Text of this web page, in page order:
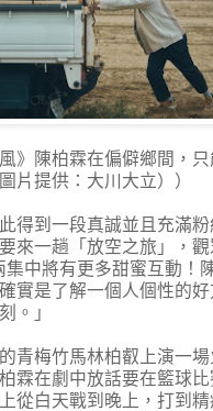
》陳柏霖在偏僻鄉間，
片提供：大川大立））
得到一段真誠並且充滿
來一趟「放空之旅」，
集中將有更多甜蜜互動！
實是了解一個人個性的
。」
青梅竹馬林柏叡上演一
霖在劇中放話要在籃球
從白天戰到晚上，打到